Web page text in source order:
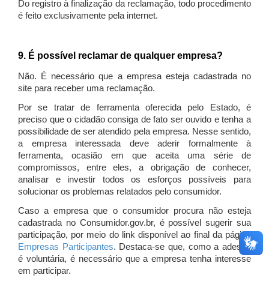
Do registro à finalização da reclamação, todo procedimento
é feito exclusivamente pela internet.
9. É possível reclamar de qualquer empresa?
Não. É necessário que a empresa esteja cadastrada no
site para receber uma reclamação.
Por se tratar de ferramenta oferecida pelo Estado, é
preciso que o cidadão consiga de fato ser ouvido e tenha a
possibilidade de ser atendido pela empresa. Nesse sentido,
a empresa interessada deve aderir formalmente à
ferramenta, ocasião em que aceita uma série de
compromissos, entre eles, a obrigação de conhecer,
analisar e investir todos os esforços possíveis para
solucionar os problemas relatados pelo consumidor.
Caso a empresa que o consumidor procura não esteja
cadastrada no Consumidor.gov.br, é possível sugerir sua
participação, por meio do link disponível ao final da página
Empresas Participantes. Destaca-se que, como a adesão
é voluntária, é necessário que a empresa tenha interesse
em participar.